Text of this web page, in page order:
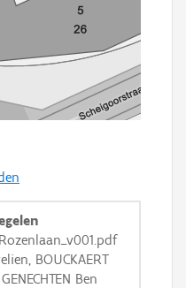
BOUCKAERT
Ben